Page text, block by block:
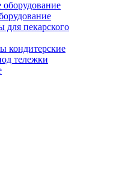
для пекарского
кондитерские
тележки